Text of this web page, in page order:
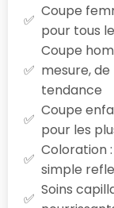
Coupe
pour tous
Coupe
mesure,
tendance
Coupe
pour les
Coloration
simple
Soins